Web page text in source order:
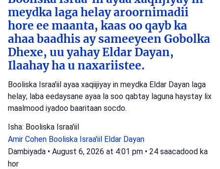
meydka laga helay aroornimadii
hore ee maanta, kaas oo qayb ka
ahaa baadhis ay sameeyeen Gobolka
Dhexe, uu yahay Eldar Dayan,
Ilaahay ha u naxariistee.
Booliska Israa'iil ayaa xaqiijiyay in meydka Eldar Dayan laga
helay; laba eedaysane ayaa la soo qabtay laguna haystay lix
maalmood iyadoo baaritaan socdo.
Isha: Booliska Israa'iil
Amir Cohen Booliska Israa'iil Eldar Dayan
Dambiyada • August 6, 2026 at 4:01 pm • 24 saacadood ka
hor